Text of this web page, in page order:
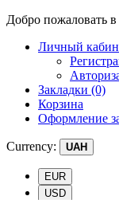
Добро пожаловать в
Личный
Закладки (0)
Корзина
Оформление
Currency: UAH
EUR
USD